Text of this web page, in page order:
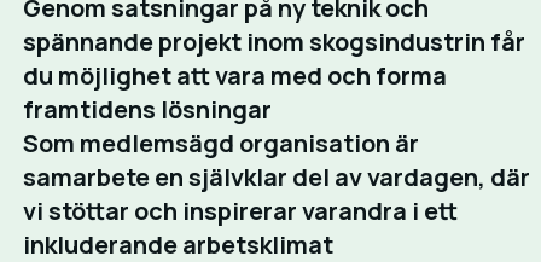
Genom satsningar på ny teknik och
spännande projekt inom skogsindustrin får
du möjlighet att vara med och forma
framtidens lösningar
Som medlemsägd organisation är
samarbete en självklar del av vardagen, där
vi stöttar och inspirerar varandra i ett
inkluderande arbetsklimat